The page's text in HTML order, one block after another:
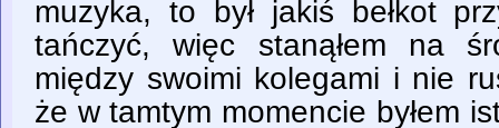
muzyka, to był jakiś bełkot
tańczyć, więc stanąłem na
między swoimi kolegami i nie
że w tamtym momencie byłem